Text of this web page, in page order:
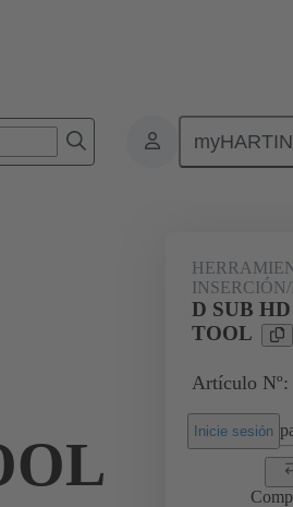
extracción 09 99 000 0513
D SUB
TOOL
Artículo Nº:
Inicie sesión